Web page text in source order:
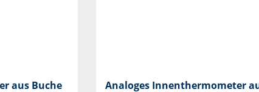
aus Buche Analoges Innenthermometer